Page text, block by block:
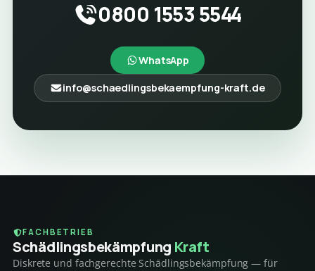
0800 1553 5544
WhatsApp
info@schaedlingsbekaempfung-kraft.de
FACHBETRIEB
Schädlings­bekämpfung Kraft
Diskrete und fachgerechte Schädlingsbekämpfung — für